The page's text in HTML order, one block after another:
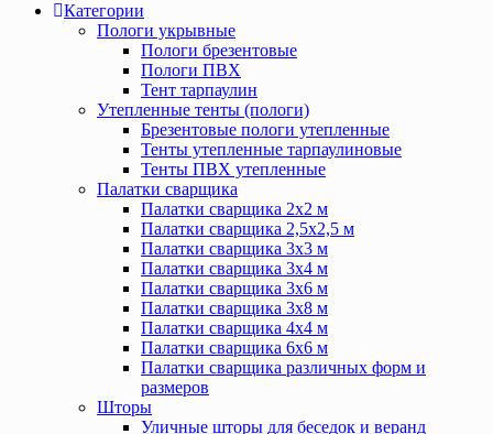
Категории
Пологи укрывные
Пологи брезентовые
Пологи ПВХ
Тент тарпаулин
Утепленные тенты (пологи)
Брезентовые пологи утепленные
Тенты утепленные тарпаулиновые
Тенты ПВХ утепленные
Палатки сварщика
Палатки сварщика 2х2 м
Палатки сварщика 2,5х2,5 м
Палатки сварщика 3х3 м
Палатки сварщика 3х4 м
Палатки сварщика 3х6 м
Палатки сварщика 3х8 м
Палатки сварщика 4х4 м
Палатки сварщика 6х6 м
Палатки сварщика различных форм и
размеров
Шторы
Уличные шторы для беседок и веранд